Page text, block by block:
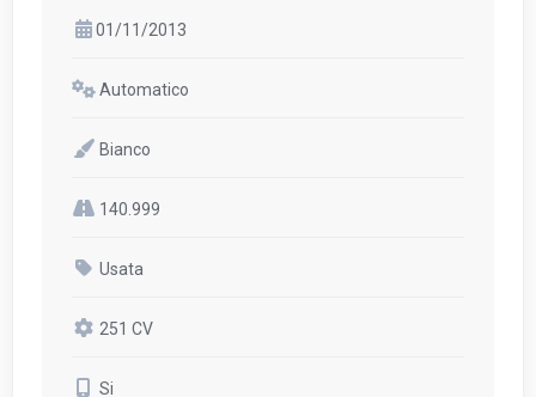
01/11/2013
Automatico
Bianco
140.999
Usata
251 CV
Si